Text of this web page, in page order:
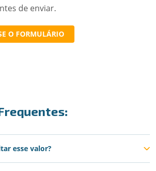
de enviar.
O FORMULÁRIO
esse valor?